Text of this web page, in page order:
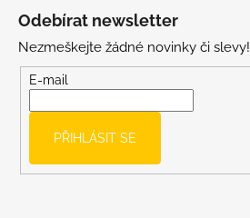
Odebírat newsletter
Nezmeškejte žádné novinky či slevy!
E-mail
PŘIHLÁSIT SE